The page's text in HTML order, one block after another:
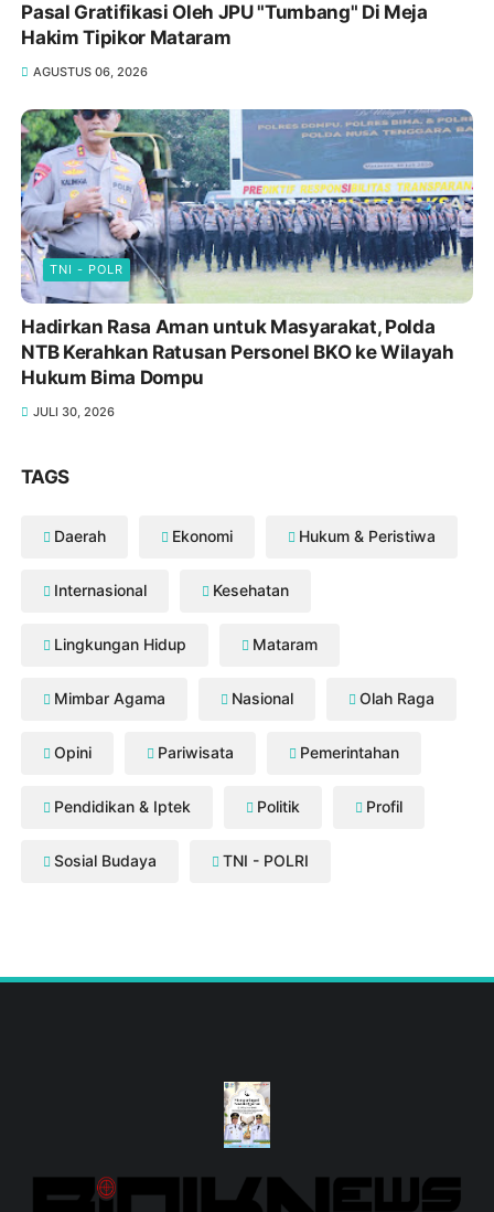
Pasal Gratifikasi Oleh JPU "Tumbang" Di Meja
Hakim Tipikor Mataram
AGUSTUS 06, 2026
TNI - POLR
Hadirkan Rasa Aman untuk Masyarakat, Polda
NTB Kerahkan Ratusan Personel BKO ke Wilayah
Hukum Bima Dompu
JULI 30, 2026
TAGS
Daerah Ekonomi Hukum & Peristiwa
Internasional Kesehatan
Lingkungan Hidup Mataram
Mimbar Agama Nasional Olah Raga
Opini Pariwisata Pemerintahan
Pendidikan & Iptek Politik Profil
Sosial Budaya TNI - POLRI